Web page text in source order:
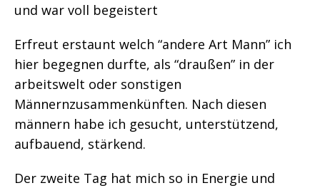
und war voll begeistert
Erfreut erstaunt welch “andere Art Mann” ich
hier begegnen durfte, als “draußen” in der
arbeitswelt oder sonstigen
Männernzusammenkünften. Nach diesen
männern habe ich gesucht, unterstützend,
aufbauend, stärkend.
Der zweite Tag hat mich so in Energie und